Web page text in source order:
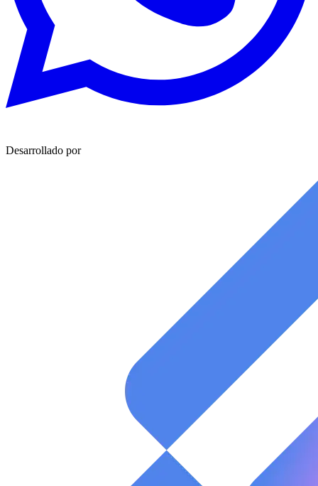
Desarrollado por